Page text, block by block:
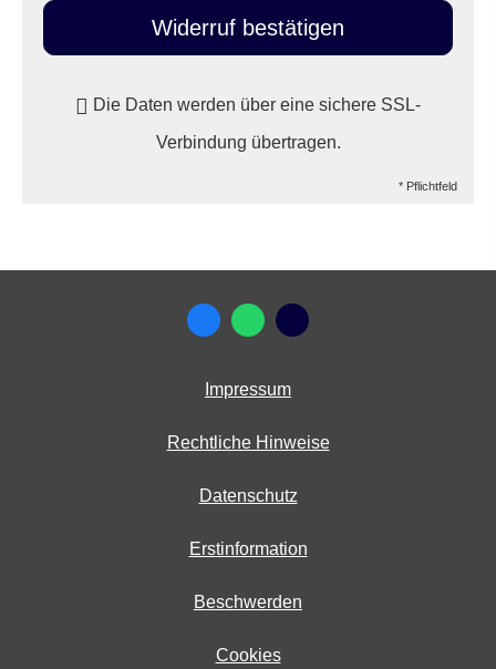
Widerruf bestätigen
Die Daten werden über eine sichere SSL-
Verbindung übertragen.
* Pflichtfeld
Impressum
Rechtliche Hinweise
Datenschutz
Erstinformation
Beschwerden
Cookies